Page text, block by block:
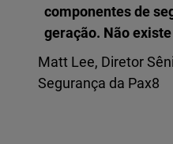
componentes de
geração. Não
Matt Lee, Diretor
Segurança da Pax8